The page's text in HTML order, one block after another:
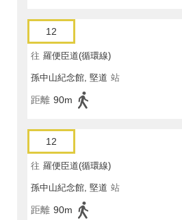
12
往 羅便臣道(循環線)
孫中山紀念館, 堅道 站
距離 90m
12
往 羅便臣道(循環線)
孫中山紀念館, 堅道 站
距離 90m